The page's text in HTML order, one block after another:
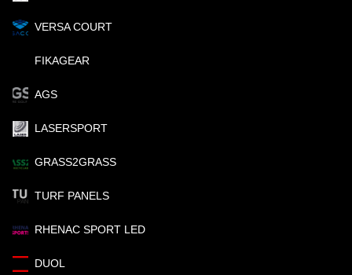
VERSA COURT
FIKAGEAR
AGS
LASERSPORT
GRASS2GRASS
TURF PANELS
RHENAC SPORT LED
DUOL